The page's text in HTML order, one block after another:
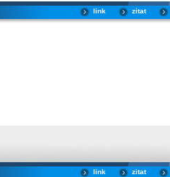
zitat
link
zitat
link